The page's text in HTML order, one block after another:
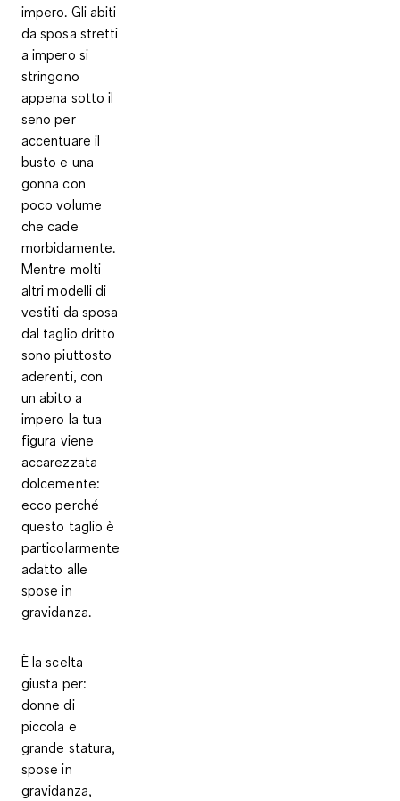
impero. Gli abiti
da sposa stretti
a impero si
stringono
appena sotto il
seno per
accentuare il
busto e una
gonna con
poco volume
che cade
morbidamente.
Mentre molti
altri modelli di
vestiti da sposa
dal taglio dritto
sono piuttosto
aderenti, con
un abito a
impero la tua
figura viene
accarezzata
dolcemente:
ecco perché
questo taglio è
particolarmente
adatto alle
spose in
gravidanza.
È la scelta
giusta per:
donne di
piccola e
grande statura,
spose in
gravidanza,